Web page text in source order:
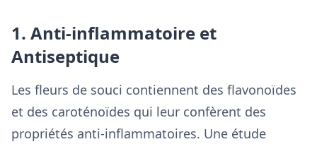
1. Anti-inflammatoire et
Antiseptique
Les fleurs de souci contiennent des flavonoïdes
et des caroténoïdes qui leur confèrent des
propriétés anti-inflammatoires. Une étude